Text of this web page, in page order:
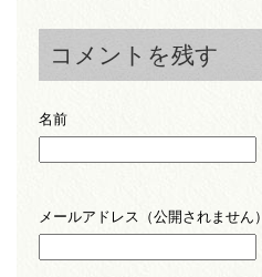
コメントを残す
名前
メールアドレス（公開されません）